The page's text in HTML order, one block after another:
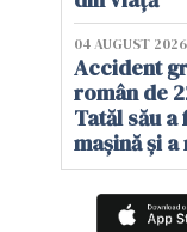
04 AUGUST 2026
Accident
român de
Tatăl său
mașină și